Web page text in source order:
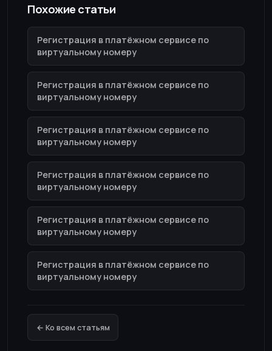
Похожие статьи
Регистрация в платёжном сервисе по
виртуальному номеру
Регистрация в платёжном сервисе по
виртуальному номеру
Регистрация в платёжном сервисе по
виртуальному номеру
Регистрация в платёжном сервисе по
виртуальному номеру
Регистрация в платёжном сервисе по
виртуальному номеру
Регистрация в платёжном сервисе по
виртуальному номеру
← Ко всем статьям